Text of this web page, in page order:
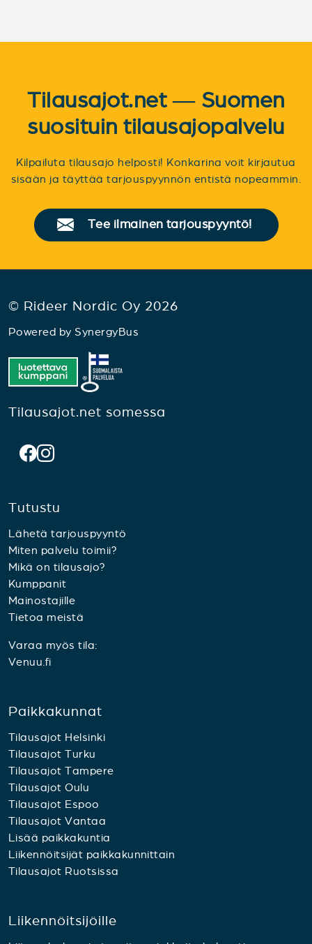
Tilausajot.net — Suomen
suosituin tilausajopalvelu
Kilpailuta tilausajo helposti! Konkarina voit kirjautua
sisään ja täyttää tarjouspyynnön entistä nopeammin.
Tee ilmainen tarjouspyyntö!
© Rideer Nordic Oy 2026
Powered by SynergyBus
Tilausajot.net somessa
Tutustu
Lähetä tarjouspyyntö
Miten palvelu toimii?
Mikä on tilausajo?
Kumppanit
Mainostajille
Tietoa meistä
Varaa myös tila:
Venuu.fi
Paikkakunnat
Tilausajot Helsinki
Tilausajot Turku
Tilausajot Tampere
Tilausajot Oulu
Tilausajot Espoo
Tilausajot Vantaa
Lisää paikkakuntia
Liikennöitsijät paikkakunnittain
Tilausajot Ruotsissa
Liikennöitsijöille